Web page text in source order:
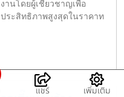
งานโดยผู้เชี่ยวชาญเพื่อ
ประสิทธิภาพสูงสุดในราคาท
แชร์ เพิ่มเติม